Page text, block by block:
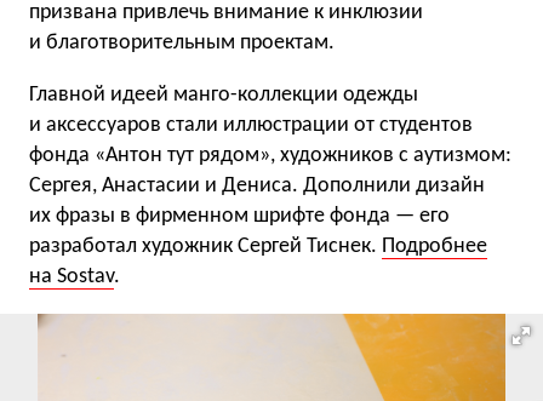
призвана привлечь внимание к инклюзии
и благотворительным проектам.
Главной идеей манго-коллекции одежды
и аксессуаров стали иллюстрации от студентов
фонда «Антон тут рядом», художников с аутизмом:
Сергея, Анастасии и Дениса. Дополнили дизайн
их фразы в фирменном шрифте фонда — его
разработал художник Сергей Тиснек. Подробнее
на Sostav.